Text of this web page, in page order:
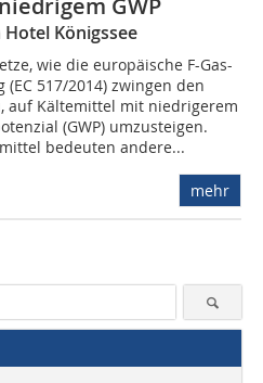
GWP
Hotel Königssee
wie die europäische F-Gas-
(EC 517/2014) zwingen den
auf Kältemittel mit niedrigerem
(GWP) umzusteigen.
bedeuten andere...
mehr